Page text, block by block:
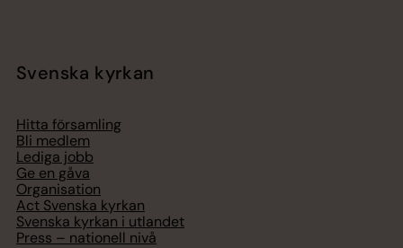
Svenska kyrkan
Hitta församling
Bli medlem
Lediga jobb
Ge en gåva
Organisation
Act Svenska kyrkan
Svenska kyrkan i utlandet
Press – nationell nivå